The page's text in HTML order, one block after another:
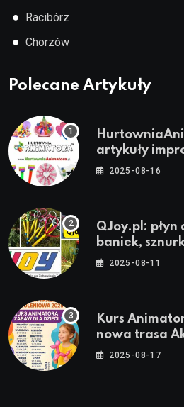
● Racibórz
● Chorzów
Polecane Artykuły
artykuły
stroje i
2025-08-16
QJoy.pl:
baniek,
zestawy do
2025-08-11
Kurs
nowa trasa
– jesień 2025
2025-08-17